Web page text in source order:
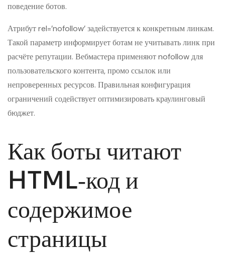
поведение ботов.
Атрибут rel=’nofollow’ задействуется к конкретным линкам.
Такой параметр информирует ботам не учитывать линк при
расчёте репутации. Вебмастера применяют nofollow для
пользовательского контента, промо ссылок или
непроверенных ресурсов. Правильная конфигурация
ограничений содействует оптимизировать краулинговый
бюджет.
Как боты читают
HTML‑код и
содержимое
страницы